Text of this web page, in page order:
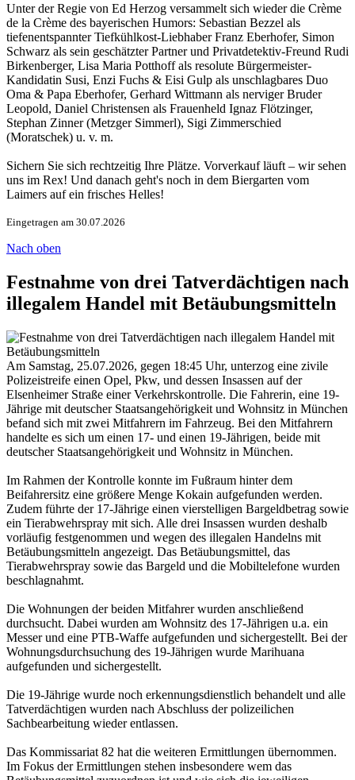
Unter der Regie von Ed Herzog versammelt sich wieder die Crème
de la Crème des bayerischen Humors: Sebastian Bezzel als
tiefenentspannter Tiefkühlkost-Liebhaber Franz Eberhofer, Simon
Schwarz als sein geschätzter Partner und Privatdetektiv-Freund Rudi
Birkenberger, Lisa Maria Potthoff als resolute Bürgermeister-
Kandidatin Susi, Enzi Fuchs & Eisi Gulp als unschlagbares Duo
Oma & Papa Eberhofer, Gerhard Wittmann als nerviger Bruder
Leopold, Daniel Christensen als Frauenheld Ignaz Flötzinger,
Stephan Zinner (Metzger Simmerl), Sigi Zimmerschied
(Moratschek) u. v. m.
Sichern Sie sich rechtzeitig Ihre Plätze. Vorverkauf läuft – wir sehen
uns im Rex! Und danach geht's noch in dem Biergarten vom
Laimers auf ein frisches Helles!
Eingetragen am 30.07.2026
Nach oben
Festnahme von drei Tatverdächtigen nach
illegalem Handel mit Betäubungsmitteln
Am Samstag, 25.07.2026, gegen 18:45 Uhr, unterzog eine zivile
Polizeistreife einen Opel, Pkw, und dessen Insassen auf der
Elsenheimer Straße einer Verkehrskontrolle. Die Fahrerin, eine 19-
Jährige mit deutscher Staatsangehörigkeit und Wohnsitz in München
befand sich mit zwei Mitfahrern im Fahrzeug. Bei den Mitfahrern
handelte es sich um einen 17- und einen 19-Jährigen, beide mit
deutscher Staatsangehörigkeit und Wohnsitz in München.
Im Rahmen der Kontrolle konnte im Fußraum hinter dem
Beifahrersitz eine größere Menge Kokain aufgefunden werden.
Zudem führte der 17-Jährige einen vierstelligen Bargeldbetrag sowie
ein Tierabwehrspray mit sich. Alle drei Insassen wurden deshalb
vorläufig festgenommen und wegen des illegalen Handelns mit
Betäubungsmitteln angezeigt. Das Betäubungsmittel, das
Tierabwehrspray sowie das Bargeld und die Mobiltelefone wurden
beschlagnahmt.
Die Wohnungen der beiden Mitfahrer wurden anschließend
durchsucht. Dabei wurden am Wohnsitz des 17-Jährigen u.a. ein
Messer und eine PTB-Waffe aufgefunden und sichergestellt. Bei der
Wohnungsdurchsuchung des 19-Jährigen wurde Marihuana
aufgefunden und sichergestellt.
Die 19-Jährige wurde noch erkennungsdienstlich behandelt und alle
Tatverdächtigen wurden nach Abschluss der polizeilichen
Sachbearbeitung wieder entlassen.
Das Kommissariat 82 hat die weiteren Ermittlungen übernommen.
Im Fokus der Ermittlungen stehen insbesondere wem das